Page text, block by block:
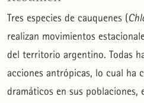
Tres especies de cauquenes (
realizan movimientos
del territorio argentino. Todas
acciones antrópicas, lo cual ha
dramáticos en sus poblaciones,